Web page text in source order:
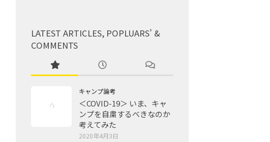
LATEST ARTICLES, POPLUARS’ &
COMMENTS
キャンプ論考
＜COVID-19＞ いま、キャ
ンプを自粛するべきなのか
考えてみた
2020年4月3日